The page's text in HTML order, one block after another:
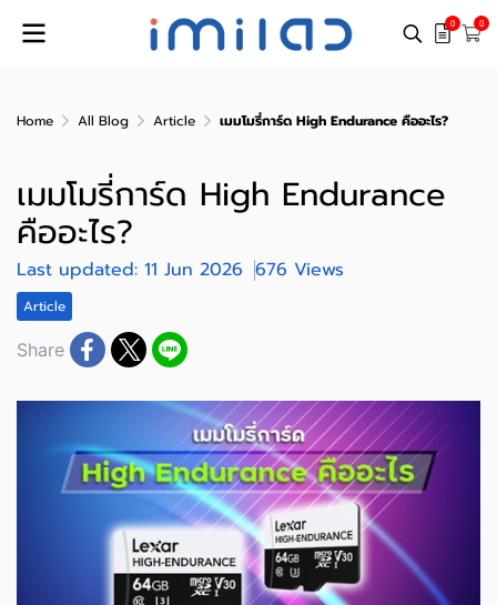
0 0
Home All Blog Article เมมโมรี่การ์ด High Endurance คืออะไร?
เมมโมรี่การ์ด High Endurance
คืออะไร?
Last updated: 11 Jun 2026 676 Views
Article
Share